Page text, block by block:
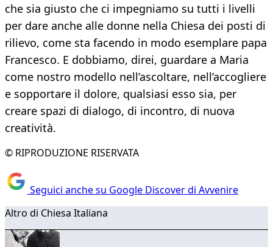
che sia giusto che ci impegniamo su tutti i livelli
per dare anche alle donne nella Chiesa dei posti di
rilievo, come sta facendo in modo esemplare papa
Francesco. E dobbiamo, direi, guardare a Maria
come nostro modello nell’ascoltare, nell’accogliere
e sopportare il dolore, qualsiasi esso sia, per
creare spazi di dialogo, di incontro, di nuova
creatività.
© RIPRODUZIONE RISERVATA
Seguici anche su Google Discover di Avvenire
Altro di Chiesa Italiana